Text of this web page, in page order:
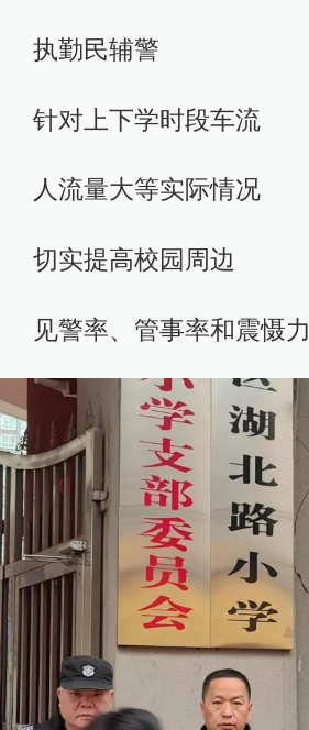
执勤民辅警
针对上下学时段车流
人流量大等实际情况
切实提高校园周边
见警率、管事率和震慑力